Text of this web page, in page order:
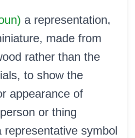
a representation,
made from
rather than the
to show the
appearance of
or thing
representative symbol